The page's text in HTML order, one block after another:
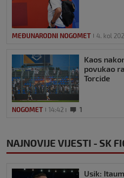
MEĐUNARODNI NOGOMET 4. kol
Kaos
povukao
Torcide
NOGOMET 14:42 1
NAJNOVIJE VIJESTI - SK
Usik: